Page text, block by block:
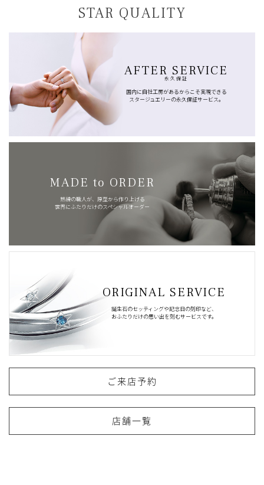
STAR QUALITY
AFTER SERVICE
永久保証
国内に自社工房があるからこそ実現できる
スタージュエリーの永久保証サービス。
MADE to ORDER
熟練の職人が、原型から作り上げる
世界にふたりだけのスペシャルオーダー
ORIGINAL SERVICE
誕生石のセッティングや記念日の刻印など、
おふたりだけの思い出を刻むサービスです。
ご来店予約
店舗一覧